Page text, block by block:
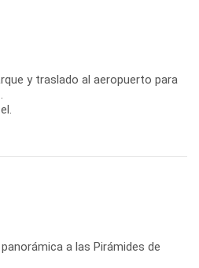
y traslado al aeropuerto para
a las Pirámides de